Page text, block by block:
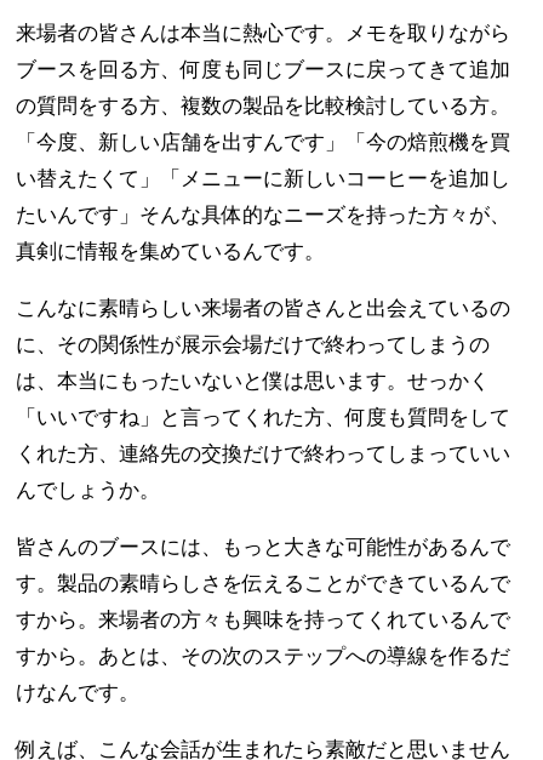
来場者の皆さんは本当に熱心です。メモを取りながら
ブースを回る方、何度も同じブースに戻ってきて追加
の質問をする方、複数の製品を比較検討している方。
「今度、新しい店舗を出すんです」「今の焙煎機を買
い替えたくて」「メニューに新しいコーヒーを追加し
たいんです」そんな具体的なニーズを持った方々が、
真剣に情報を集めているんです。
こんなに素晴らしい来場者の皆さんと出会えているの
に、その関係性が展示会場だけで終わってしまうの
は、本当にもったいないと僕は思います。せっかく
「いいですね」と言ってくれた方、何度も質問をして
くれた方、連絡先の交換だけで終わってしまっていい
んでしょうか。
皆さんのブースには、もっと大きな可能性があるんで
す。製品の素晴らしさを伝えることができているんで
すから。来場者の方々も興味を持ってくれているんで
すから。あとは、その次のステップへの導線を作るだ
けなんです。
例えば、こんな会話が生まれたら素敵だと思いません